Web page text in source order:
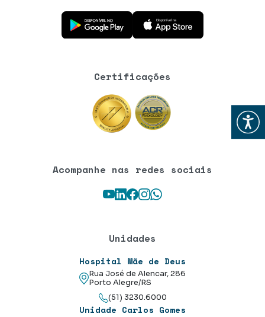
Abrir
Baixe o aplicativo na Google Play Store
Baixe o aplicativo na App Store
Certificações
Acompanhe nas redes sociais
Youtube
LinkedIn
Facebook
Instagram
WhatsApp
Unidades
Hospital Mãe de Deus
Rua José de Alencar, 286
Porto Alegre/RS
(51) 3230.6000
Unidade Carlos Gomes